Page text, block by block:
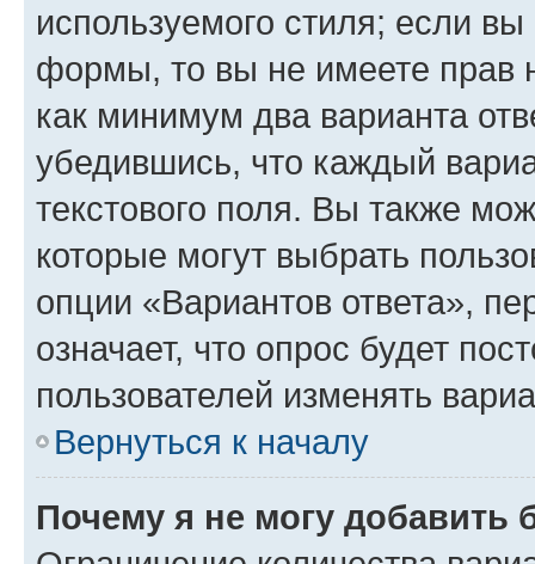
используемого стиля; если
формы, то вы не имеете прав
как минимум два варианта
убедившись, что каждый
текстового поля. Вы также
которые могут выбрать
опции «Вариантов ответа»,
означает, что опрос будет
пользователей изменять
Вернуться к началу
Почему я не могу добавить